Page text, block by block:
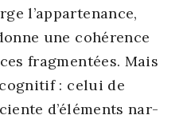
l’appartenance,
une cohé­rence
frag­men­tées. Mais
: celui de
d’éléments nar­